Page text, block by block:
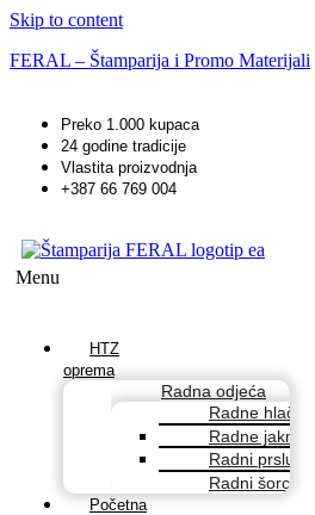
Skip to content
FERAL – Štamparija i Promo Materijali
Preko 1.000 kupaca
24 godine tradicije
Vlastita proizvodnja
+387 66 769 004
Menu
HTZ
oprema
Radna odjeća
Radne hlače
Radne jakne
Radni prsluci
Radni šorcevi
Početna